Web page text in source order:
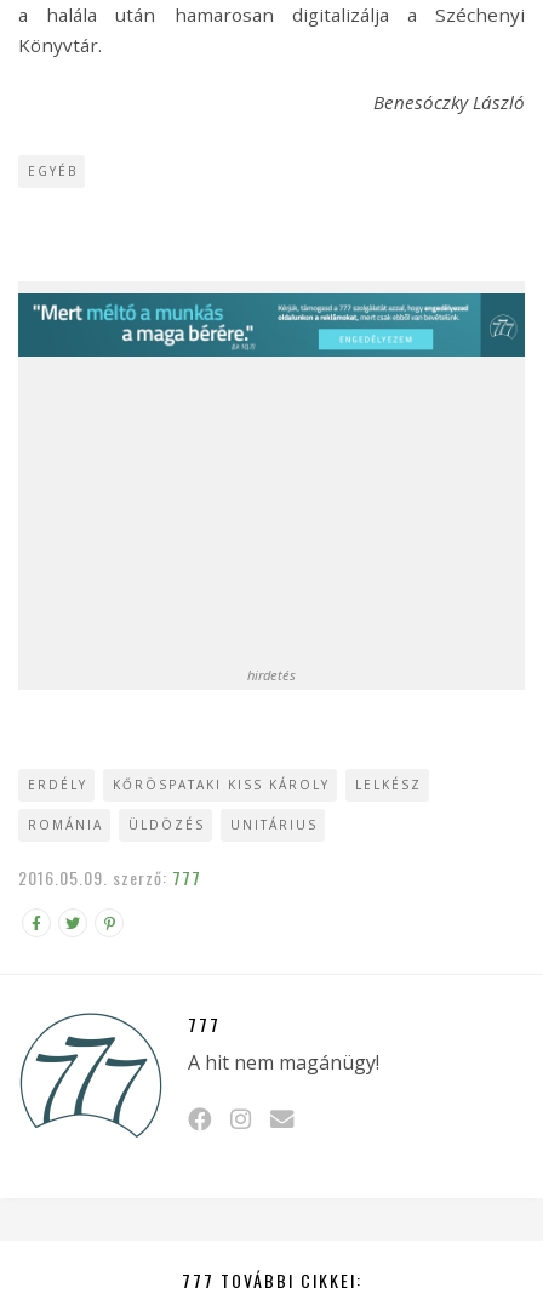
a halála után hamarosan digitalizálja a Széchenyi
Könyvtár.
Benesóczky László
EGYÉB
hirdetés
ERDÉLY KŐRÖSPATAKI KISS KÁROLY LELKÉSZ
ROMÁNIA ÜLDÖZÉS UNITÁRIUS
2016.05.09. szerző: 777
777
A hit nem magánügy!
777 TOVÁBBI CIKKEI: